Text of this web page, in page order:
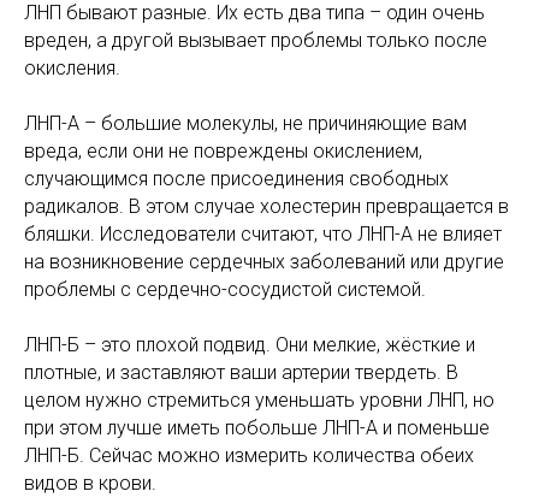
ЛНП бывают разные. Их есть два типа – один очень
вреден, а другой вызывает проблемы только после
окисления.
ЛНП-А – большие молекулы, не причиняющие вам
вреда, если они не повреждены окислением,
случающимся после присоединения свободных
радикалов. В этом случае холестерин превращается в
бляшки. Исследователи считают, что ЛНП-А не влияет
на возникновение сердечных заболеваний или другие
проблемы с сердечно-сосудистой системой.
ЛНП-Б – это плохой подвид. Они мелкие, жёсткие и
плотные, и заставляют ваши артерии твердеть. В
целом нужно стремиться уменьшать уровни ЛНП, но
при этом лучше иметь побольше ЛНП-А и поменьше
ЛНП-Б. Сейчас можно измерить количества обеих
видов в крови.